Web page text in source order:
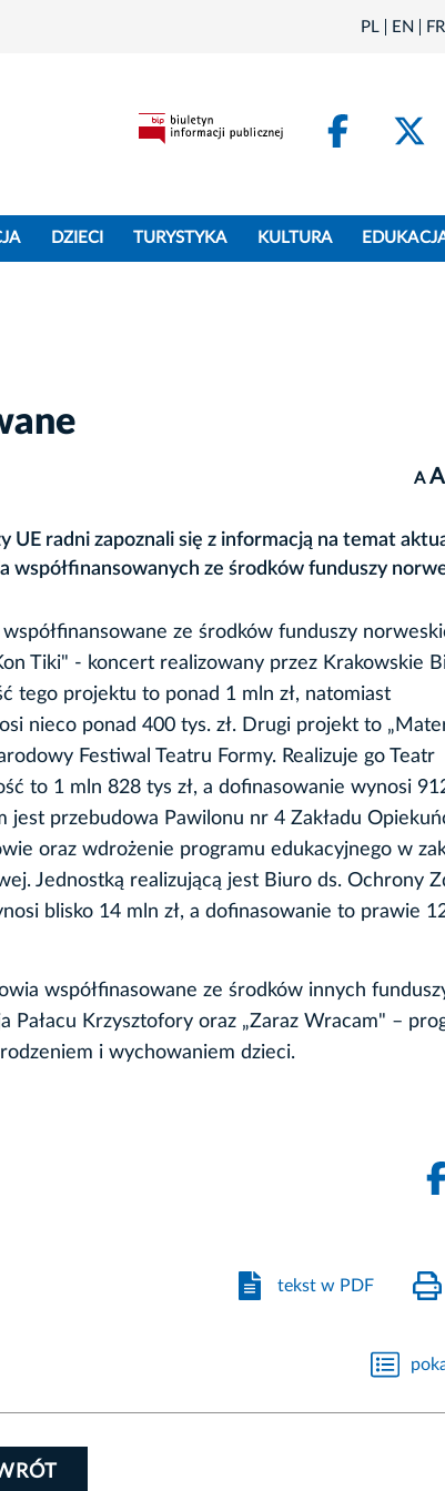
PL EN FR
DZIECI TURYSTYKA KULTURA
A A
UE radni zapoznali się z informacją na temat
ze środków funduszy
ze środków funduszy
Tiki" - koncert realizowany przez Krakowskie
tego projektu to ponad 1 mln zł, natomiast
nieco ponad 400 tys. zł. Drugi projekt to
Festiwal Teatru Formy. Realizuje go Teatr
to 1 mln 828 tys zł, a dofinasowanie wynosi
jest przebudowa Pawilonu nr 4 Zakładu
oraz wdrożenie programu edukacyjnego w
Jednostką realizującą jest Biuro ds. Ochrony
blisko 14 mln zł, a dofinasowanie to prawie
współfinasowane ze środków innych
Krzysztofory oraz „Zaraz Wracam" –
i wychowaniem dzieci.
tekst w PDF